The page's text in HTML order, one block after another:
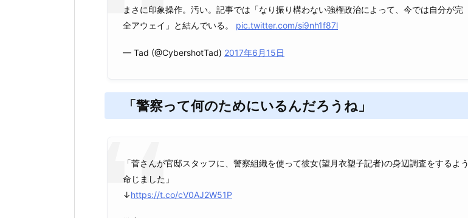
まさに印象操作。汚い。記事では「なり振り構わない強権政治によって、今では自分が完
全アウェイ」と結んでいる。 pic.twitter.com/si9nh1f87l
— Tad (@CybershotTad) 2017年6月15日
「警察って何のためにいるんだろうね」
「菅さんが官邸スタッフに、警察組織を使って彼女(望月衣塑子記者)の身辺調査をするよう
命じました」
↓https://t.co/cV0AJ2W51P